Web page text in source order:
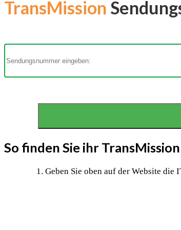
TransMission
So finden Sie ihr
Geben Sie oben auf der Website die